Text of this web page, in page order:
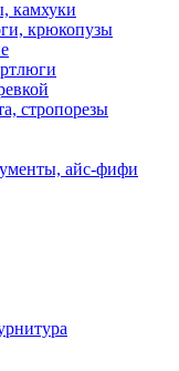
камхуки
крюкопузы
стропорезы
айс-фифи